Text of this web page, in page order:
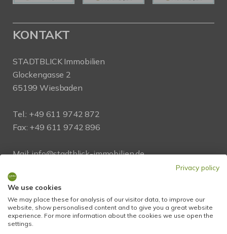
KONTAKT
STADTBLICK Immobilien
Glockengasse 2
65199 Wiesbaden
Tel.: +49 611 9742 872
Fax: +49 611 9742 896
Mail:info@stadtblick-immobilien.de
PROFIL
Privacy policy
We use cookies
We may place these for analysis of our visitor data, to improve our
website, show personalised content and to give you a great website
experience. For more information about the cookies we use open the
settings.